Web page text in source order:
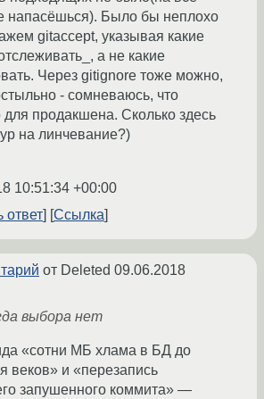
напасёшься). Было бы неплохо
gitaccept, указывая какие
а не какие
Через gitignore тоже можно,
- сомневаюсь, что
для продакшена. Сколько здесь
на линчевание?)
10:51:34 +00:00
ответ
Ссылка
от Deleted 09.06.2018
выбора нет
«сотни МБ хлама в БД до
веков» и «перезапись
запушенного коммита» —